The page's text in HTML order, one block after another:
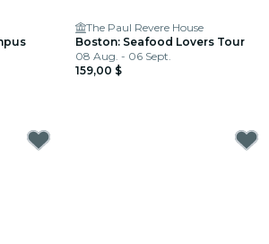
The Paul Revere House
Boston: Seafood Lovers Tour
08 Aug. - 06 Sept.
159,00 $